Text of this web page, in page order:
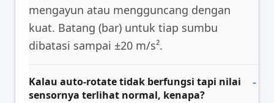
mengayun atau mengguncang dengan
kuat. Batang (bar) untuk tiap sumbu
dibatasi sampai ±20 m/s².
Kalau auto-rotate tidak berfungsi tapi nilai
sensornya terlihat normal, kenapa?